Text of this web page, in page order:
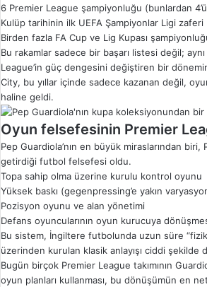
6 Premier League şampiyonluğu (bunlardan
Kulüp tarihinin ilk UEFA Şampiyonlar Ligi zaferi
Birden fazla FA Cup ve Lig Kupası
Bu rakamlar sadece bir başarı listesi değil;
League’in güç dengesini değiştiren bir
City, bu yıllar içinde sadece kazanan değil,
haline geldi.
Oyun felsefesinin Premier
Pep Guardiola’nın en büyük miraslarından biri,
getirdiği futbol felsefesi oldu.
Topa sahip olma üzerine kurulu kontrol oyunu
Yüksek baskı (gegenpressing’e yakın
Pozisyon oyunu ve alan yönetimi
Defans oyuncularının oyun kurucuya
Bu sistem, İngiltere futbolunda uzun süre
üzerinden kurulan klasik anlayışı ciddi şekilde
Bugün birçok Premier League takımının
oyun planları kullanması, bu dönüşümün en